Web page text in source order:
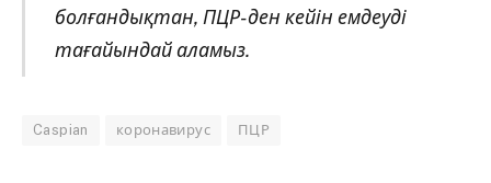
болғандықтан, ПЦР-ден кейін емдеуді
тағайындай аламыз.
Caspian коронавирус ПЦР